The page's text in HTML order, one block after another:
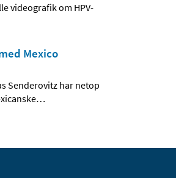
videografik om HPV-
Mexico
Senderovitz har netop
…